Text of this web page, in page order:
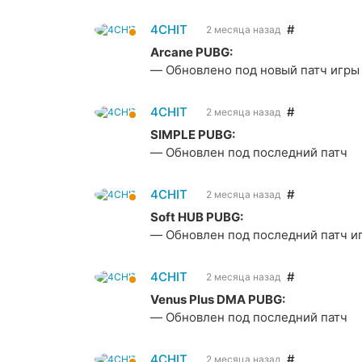
4CHIT 2 месяца назад #
Arcane PUBG:
— Обновлено под новый патч игры
4CHIT 2 месяца назад #
SIMPLE PUBG:
— Обновлен под последний патч
4CHIT 2 месяца назад #
Soft HUB PUBG:
— Обновлен под последний патч
4CHIT 2 месяца назад #
Venus Plus DMA PUBG:
— Обновлен под последний патч
4CHIT 2 месяца назад #